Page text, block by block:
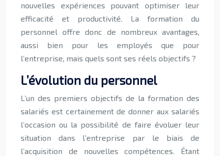
nouvelles expériences pouvant optimiser leur
efficacité et productivité. La formation du
personnel offre donc de nombreux avantages,
aussi bien pour les employés que pour
l’entreprise, mais quels sont ses réels objectifs ?
L’évolution du personnel
L’un des premiers objectifs de la formation des
salariés est certainement de donner aux salariés
l’occasion ou la possibilité de faire évoluer leur
situation dans l’entreprise par le biais de
l’acquisition de nouvelles compétences. Étant